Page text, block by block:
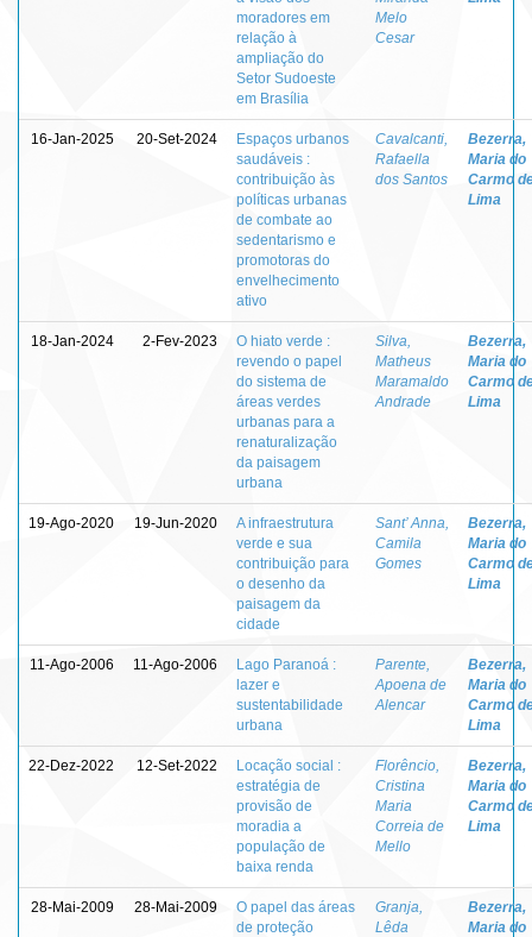
moradores em
relação à
ampliação do
Setor Sudoeste
em Brasília
Melo
Cesar
16-Jan-2025 20-Set-2024
Espaços urbanos
saudáveis :
contribuição às
políticas urbanas
de combate ao
sedentarismo e
promotoras do
envelhecimento
ativo
Cavalcanti,
Rafaella
dos Santos
Bezerra,
Maria do
Carmo
Lima
18-Jan-2024 2-Fev-2023
O hiato verde :
revendo o papel
do sistema de
áreas verdes
urbanas para a
renaturalização
da paisagem
urbana
Silva,
Matheus
Maramaldo
Andrade
Bezerra,
Maria do
Carmo
Lima
19-Ago-2020 19-Jun-2020
A infraestrutura
verde e sua
contribuição para
o desenho da
paisagem da
cidade
Sant’ Anna,
Camila
Gomes
Bezerra,
Maria do
Carmo
Lima
11-Ago-2006 11-Ago-2006
Lago Paranoá :
lazer e
sustentabilidade
urbana
Parente,
Apoena de
Alencar
Bezerra,
Maria do
Carmo
Lima
22-Dez-2022 12-Set-2022
Locação social :
estratégia de
provisão de
moradia a
população de
baixa renda
Florêncio,
Cristina
Maria
Correia de
Mello
Bezerra,
Maria do
Carmo
Lima
28-Mai-2009 28-Mai-2009
O papel das áreas
de proteção
Granja,
Lêda
Bezerra,
Maria do